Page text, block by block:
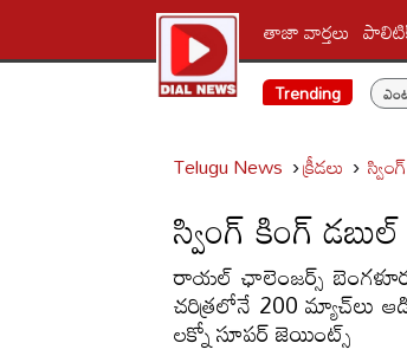
తాజా వార్తలు
Trending
Telugu News క్రీడలు
స్వింగ్ కింగ్
రాయల్ ఛాలెంజర్స్
చరిత్రలోనే 200 మ్యాచ్‌లు
లక్నో సూపర్ జెయింట్స్‌